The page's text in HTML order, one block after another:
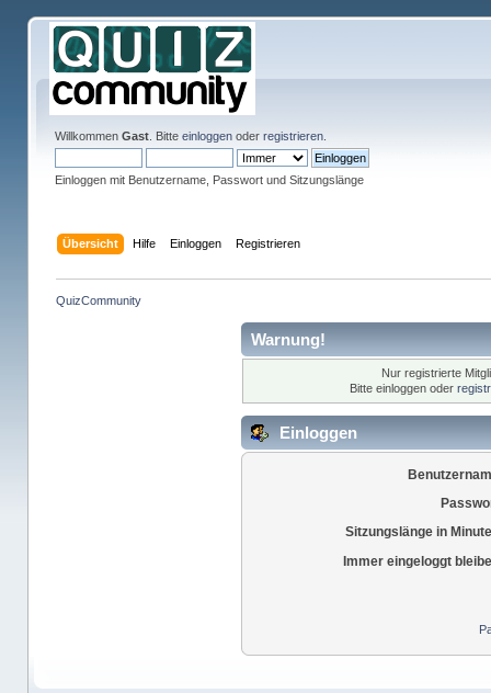
Willkommen Gast. Bitte einloggenoder registrieren.
Einloggen mit Benutzername, Passwort und Sitzungslänge
Übersicht Hilfe Einloggen Registrieren
QuizCommunity
Warnung!
Nur registrierte
Bitte einloggen oder
Einloggen
Sitzungslänge in
Immer eingeloggt